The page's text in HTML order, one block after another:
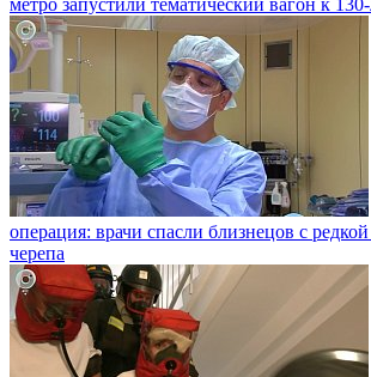
операция: врачи спасли близнецов с
черепа